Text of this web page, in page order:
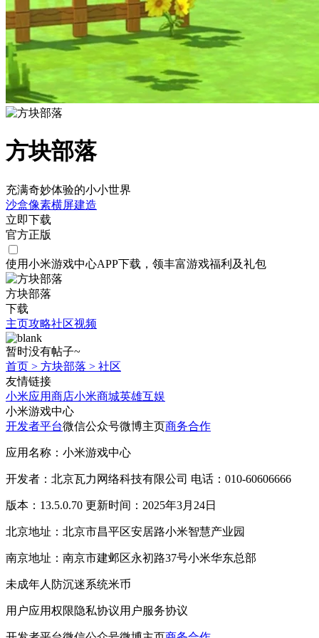
方块部落
充满奇妙体验的小小世界
沙盒像素横屏建造
立即下载
官方正版
使用小米游戏中心APP下载 ，领丰富游戏福利 及礼包
方块部落
下载
主页攻略社区视频
暂时没有帖子~
首页 > 方块部落 > 社区
友情链接
小米应用商店小米商城英雄互娱
小米游戏中心
开发者平台微信公众号微博主页商务合作
应用名称：小米游戏中心
开发者：北京瓦力网络科技有限公司 电话：010-60606666
版本：13.5.0.70 更新时间：2025年3月24日
北京地址：北京市昌平区安居路小米智慧产业园
南京地址：南京市建邺区永初路37号小米华东总部
未成年人防沉迷系统米币
用户应用权限隐私协议用户服务协议